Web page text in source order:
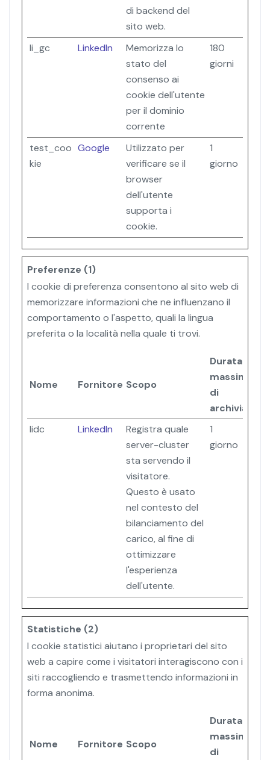
di backend del
sito web.
li_gc
LinkedIn
Memorizza lo
stato del
consenso ai
cookie dell'utente
per il dominio
corrente
180
giorni
test_coo
kie
Google
Utilizzato per
verificare se il
browser
dell'utente
supporta i
cookie.
1
giorno
Preferenze (1)
I cookie di preferenza consentono al sito web di
memorizzare informazioni che ne influenzano il
comportamento o l'aspetto, quali la lingua
preferita o la località nella quale ti trovi.
Nome Fornitore Scopo
Durata
massima
di
lidc
LinkedIn
Registra quale
server-cluster
sta servendo il
visitatore.
Questo è usato
nel contesto del
bilanciamento del
carico, al fine di
ottimizzare
l'esperienza
dell'utente.
1
giorno
Statistiche (2)
I cookie statistici aiutano i proprietari del sito
web a capire come i visitatori interagiscono con i
siti raccogliendo e trasmettendo informazioni in
forma anonima.
Nome Fornitore Scopo
Durata
massima
di